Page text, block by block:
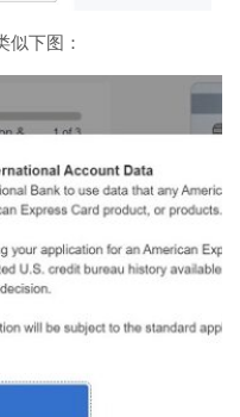
似下图：